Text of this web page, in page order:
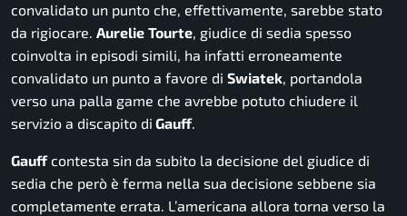
convalidato un punto che, effettivamente, sarebbe stato
da rigiocare. Aurelie Tourte, giudice di sedia spesso
coinvolta in episodi simili, ha infatti erroneamente
convalidato un punto a favore di Swiatek, portandola
verso una palla game che avrebbe potuto chiudere il
servizio a discapito di Gauff.
Gauffcontesta sin da subito la decisione del giudice di
sedia che però è ferma nella sua decisione sebbene sia
completamente errata. L’americana allora torna verso la